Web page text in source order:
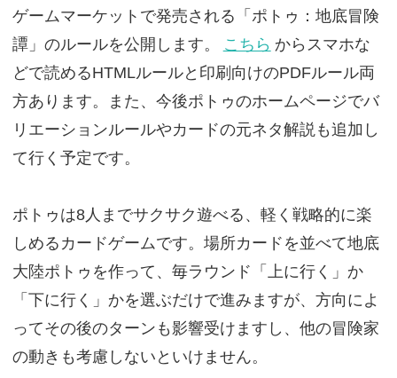
ゲームマーケットで発売される「ポトゥ：地底冒険
譚」のルールを公開します。
こちら からスマホな
どで読めるHTMLルールと印刷向けのPDFルール両
方あります。また、今後ポトゥのホームページでバ
リエーションルールやカードの元ネタ解説も追加し
て行く予定です。
ポトゥは8人までサクサク遊べる、軽く戦略的に楽
しめるカードゲームです。場所カードを並べて地底
大陸ポトゥを作って、毎ラウンド「上に行く」か
「下に行く」かを選ぶだけで進みますが、方向によ
ってその後のターンも影響受けますし、他の冒険家
の動きも考慮しないといけません。